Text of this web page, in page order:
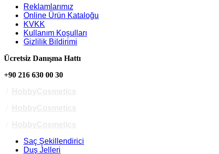
Reklamlarımız
Online Ürün Kataloğu
KVKK
Kullanım Koşulları
Gizlilik Bildirimi
Ücretsiz Danışma Hattı
+90 216 630 00 30
Saç Şekillendirici
Duş Jelleri